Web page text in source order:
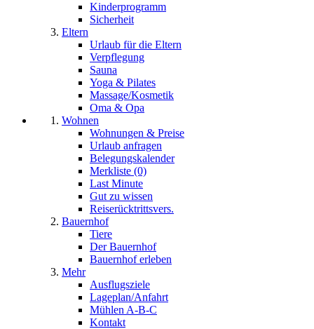
Kinderprogramm
Sicherheit
Eltern
Urlaub für die Eltern
Verpflegung
Sauna
Yoga & Pilates
Massage/Kosmetik
Oma & Opa
Wohnen
Wohnungen & Preise
Urlaub anfragen
Belegungskalender
Merkliste (0)
Last Minute
Gut zu wissen
Reiserücktrittsvers.
Bauernhof
Tiere
Der Bauernhof
Bauernhof erleben
Mehr
Ausflugsziele
Lageplan/Anfahrt
Mühlen A-B-C
Kontakt